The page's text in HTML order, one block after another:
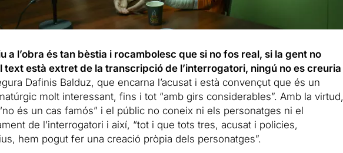
a l’obra és tan bèstia i rocambolesc que si no fos real, si la gent no
text està extret de la transcripció de l’interrogatori, ningú no es creuria
Dafinis Balduz, que encarna l’acusat i està convençut que és un
molt interessant, fins i tot “amb girs considerables”. Amb la virtud,
és un cas famós” i el públic no coneix ni els personatges ni el
de l’interrogatori i així, “tot i que tots tres, acusat i policies,
hem pogut fer una creació pròpia dels personatges”.